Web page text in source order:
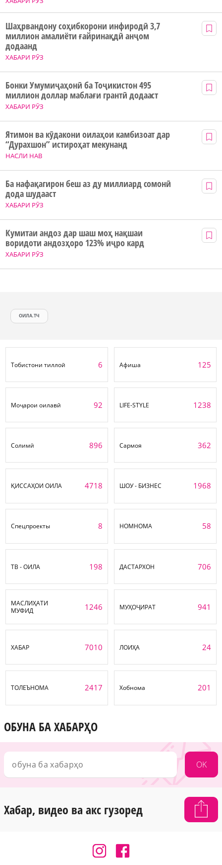
ХАБАРИ РӮЗ
Шаҳрвандону соҳибкорони инфиродӣ 3,7
миллион амалиёти ғайринақдӣ анҷом
додаанд
ХАБАРИ РӮЗ
Бонки Умумиҷаҳонӣ ба Тоҷикистон 495
миллион доллар маблағи грантӣ додааст
НАСЛИ НАВ
Ятимон ва кӯдакони оилаҳои камбизоат дар
“Дурахшон” истироҳат мекунанд
ХАБАРИ РӮЗ
Ба нафақагирон беш аз ду миллиард сомонӣ
дода шудааст
ХАБАРИ РӮЗ
Кумитаи андоз дар шаш моҳ нақшаи
воридоти андозҳоро 123% иҷро кард
ОИЛА.ТЧ
Тобистони тиллоӣ 6 Афиша 125
Моҷарои оилавӣ 92 LIFE-STYLE 1238
Солимӣ 896 Сармоя 362
ҚИССАҲОИ ОИЛА 4718 ШОУ - БИЗНЕС 1968
Спецпроекты 8 НОМНОМА 58
ТВ - ОИЛА 198 ДАСТАРХОН 706
МАСЛИҲАТИ
МУФИД
1246 МУҲОҶИРАТ 941
ХАБАР 7010 ЛОИҲА 24
ТОЛЕЪНОМА 2417 Хобнома 201
ОБУНА БА ХАБАРҲО
OK
Хабар, видео ва акс гузоред